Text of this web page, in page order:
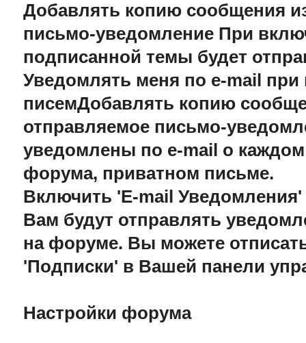
Добавлять копию сообщения
письмо-уведомление При
подписанной темы будет
Уведомлять меня по e-mail
писемДобавлять копию
отправляемое письмо-
уведомлены по e-mail о
форума, приватном письме.
Включить 'E-mail
Вам будут отправлять
на форуме. Вы можете
'Подписки' в Вашей панели
Настройки форума